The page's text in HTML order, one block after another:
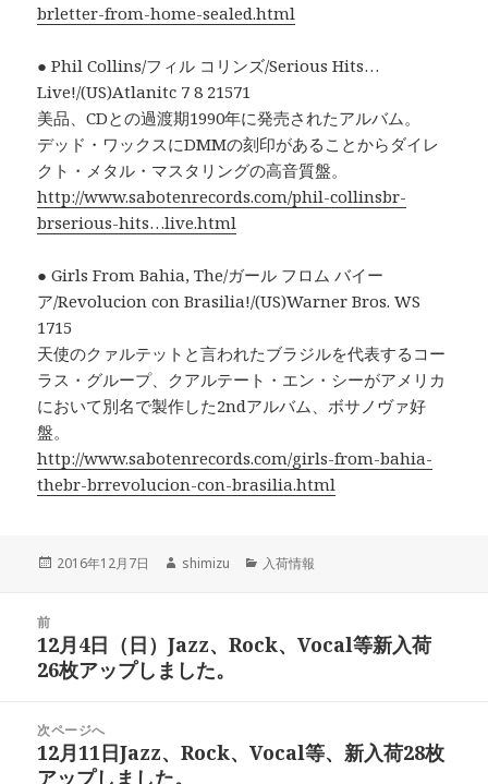
brletter-from-home-sealed.html
● Phil Collins/フィル コリンズ/Serious Hits…
Live!/(US)Atlanitc 7 8 21571
美品、CDとの過渡期1990年に発売されたアルバム。
デッド・ワックスにDMMの刻印があることからダイレ
クト・メタル・マスタリングの高音質盤。
http://www.sabotenrecords.com/phil-collinsbr-
brserious-hits…live.html
● Girls From Bahia, The/ガール フロム バイー
ア/Revolucion con Brasilia!/(US)Warner Bros. WS
1715
天使のクァルテットと言われたブラジルを代表するコー
ラス・グループ、クアルテート・エン・シーがアメリカ
において別名で製作した2ndアルバム、ボサノヴァ好
盤。
http://www.sabotenrecords.com/girls-from-bahia-
thebr-brrevolucion-con-brasilia.html
投
2016年12月7日
作
shimizu
カ
ー
入荷情報
前
前
の
稿:
12月4日（日）Jazz、Rock、Vocal等新入荷
26枚アップしました。
次ページへ
次
の
12月11日Jazz、Rock、Vocal等、新入荷28枚
アップしました。